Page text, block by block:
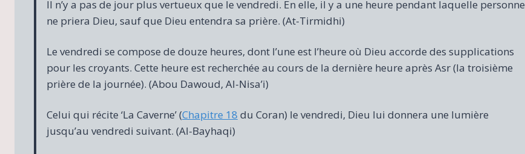
Il n’y a pas de jour plus vertueux que le vendredi. En elle, il y a une heure pendant laquelle personne
ne priera Dieu, sauf que Dieu entendra sa prière. (At-Tirmidhi)
Le vendredi se compose de douze heures, dont l’une est l’heure où Dieu accorde des supplications
pour les croyants. Cette heure est recherchée au cours de la dernière heure après Asr (la troisième
prière de la journée). (Abou Dawoud, Al-Nisa’i)
Celui qui récite ‘La Caverne’ (Chapitre 18 du Coran) le vendredi, Dieu lui donnera une lumière
jusqu’au vendredi suivant. (Al-Bayhaqi)